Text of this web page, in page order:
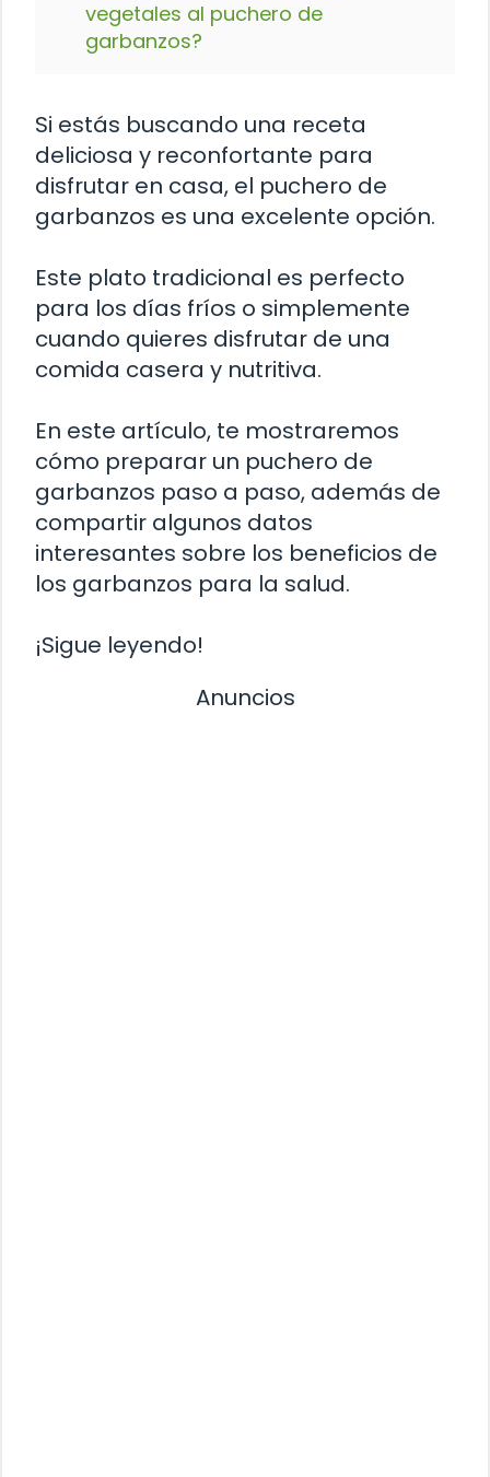
vegetales al puchero de
garbanzos?
Si estás buscando una receta
deliciosa y reconfortante para
disfrutar en casa, el puchero de
garbanzos es una excelente opción.
Este plato tradicional es perfecto
para los días fríos o simplemente
cuando quieres disfrutar de una
comida casera y nutritiva.
En este artículo, te mostraremos
cómo preparar un puchero de
garbanzos paso a paso, además de
compartir algunos datos
interesantes sobre los beneficios de
los garbanzos para la salud.
¡Sigue leyendo!
Anuncios